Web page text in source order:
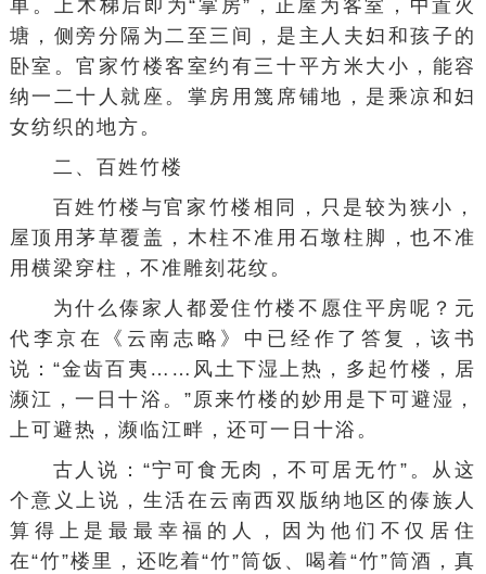
单。上木梯后即为“掌房”，正屋为客室，中置火
塘，侧旁分隔为二至三间，是主人夫妇和孩子的
卧室。官家竹楼客室约有三十平方米大小，能容
纳一二十人就座。掌房用篾席铺地，是乘凉和妇
女纺织的地方。
二、百姓竹楼
百姓竹楼与官家竹楼相同，只是较为狭小，
屋顶用茅草覆盖，木柱不准用石墩柱脚，也不准
用横梁穿柱，不准雕刻花纹。
为什么傣家人都爱住竹楼不愿住平房呢？元
代李京在《 云南志略 》中已经作了答复，该书
说：“金齿百夷……风土下湿上热，多起竹楼，居
濒江，一日十浴。”原来竹楼的妙用是下可避湿，
上可避热，濒临江畔，还可一日十浴。
古人说：“宁可食无肉，不可居无竹”。从这
个意义上说，生活在云南西双版纳地区的傣族人
算得上是最最幸福的人，因为他们不仅居住
在“竹”楼里，还吃着“竹”筒饭、喝着“竹”筒酒，真